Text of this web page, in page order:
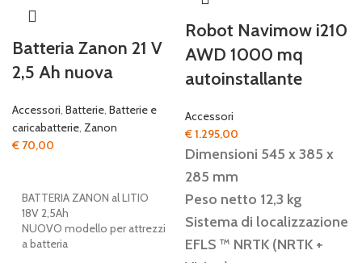
Batteria Zanon 21 V
2,5 Ah nuova
Accessori, Batterie, Batterie e
caricabatterie, Zanon
€ 70,00
BATTERIA ZANON al LITIO
18V 2,5Ah
NUOVO modello per attrezzi
a batteria
Robot Navimow i210
AWD 1000 mq
autoinstallante
Accessori
€1.295,00
Dimensioni 545 x 385 x
285 mm
Peso netto 12,3 kg
Sistema di localizzazione
EFLS ™️ NRTK (NRTK +